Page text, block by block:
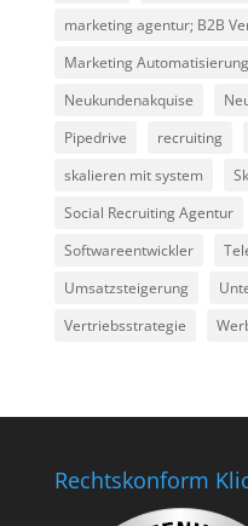
marketing agentur; B2B
Marketing Automatisierung
Neukundenakquise
Pipedrive
recruiting
skalieren mit system
Social Recruiting Agentur
Softwareentwickler
Umsatzsteigerung
Vertriebsstrategie
Rechtskonform